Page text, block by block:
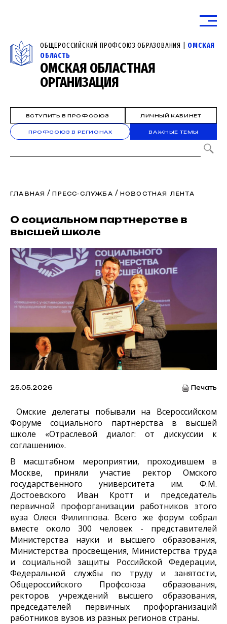
ОБЩЕРОССИЙСКИЙ ПРОФСОЮЗ ОБРАЗОВАНИЯ | ОМСКАЯ
ОБЛАСТЬ
ОМСКАЯ ОБЛАСТНАЯ
ОРГАНИЗАЦИЯ
ВСТУПИТЬ В ПРОФСОЮЗ ЛИЧНЫЙ КАБИНЕТ
ПРОФСОЮЗ В РЕГИОНАХ ВАЖНЫЕ ТЕМЫ
ГЛАВНАЯ /ПРЕСС-СЛУЖБА / НОВОСТНАЯ ЛЕНТА
О социальном партнерстве в
высшей школе
25.05.2026 Печать
Омские делегаты побывали на Всероссийском
Форуме социального партнерства в высшей
школе «Отраслевой диалог: от дискуссии к
соглашению».
В масштабном мероприятии, проходившем в
Москве, приняли участие ректор Омского
государственного университета им. Ф.М.
Достоевского Иван Кротт и председатель
первичной профорганизации работников этого
вуза Олеся Филиппова. Всего же форум собрал
вместе около 300 человек - представителей
Министерства науки и высшего образования,
Министерства просвещения, Министерства труда
и социальной защиты Российской Федерации,
Федеральной службы по труду и занятости,
Общероссийского Профсоюза образования,
ректоров учреждений высшего образования,
председателей первичных профорганизаций
работников вузов из разных регионов страны.